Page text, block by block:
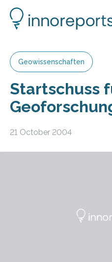
Geowissenschaften
Startschuss
21 October 2004